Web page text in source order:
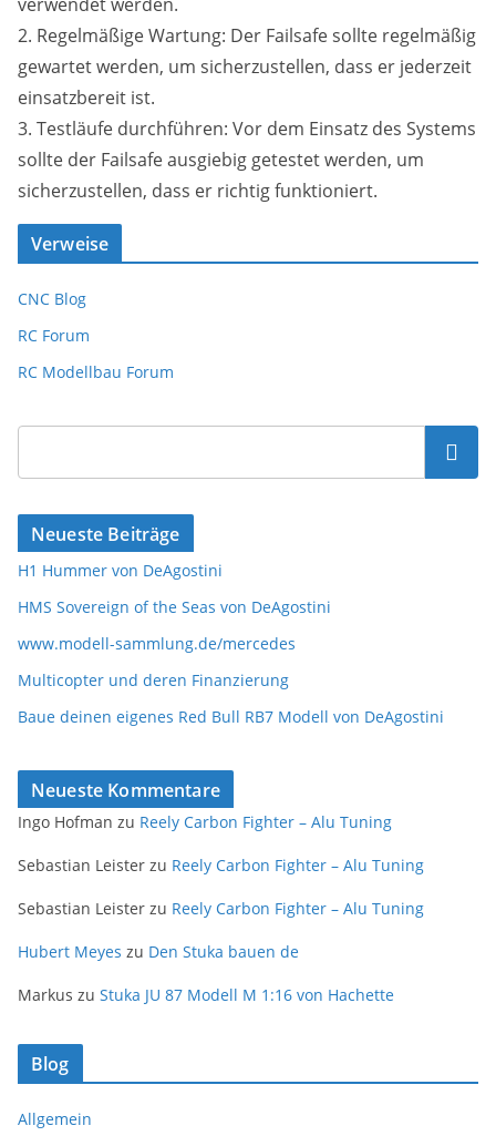
2. Regelmäßige Wartung: Der Failsafe sollte regelmäßig
gewartet werden, um sicherzustellen, dass er jederzeit
einsatzbereit ist.
3. Testläufe durchführen: Vor dem Einsatz des Systems
sollte der Failsafe ausgiebig getestet werden, um
sicherzustellen, dass er richtig funktioniert.
Verweise
CNC Blog
RC Forum
RC Modellbau Forum
Suchen
Neueste Beiträge
H1 Hummer von DeAgostini
HMS Sovereign of the Seas von DeAgostini
www.modell-sammlung.de/mercedes
Multicopter und deren Finanzierung
Baue deinen eigenes Red Bull RB7 Modell von DeAgostini
Neueste Kommentare
Ingo Hofman zu Reely Carbon Fighter – Alu Tuning
Sebastian Leister zu Reely Carbon Fighter – Alu Tuning
Sebastian Leister zu Reely Carbon Fighter – Alu Tuning
Hubert Meyes zu Den Stuka bauen de
Markus zu Stuka JU 87 Modell M 1:16 von Hachette
Blog
Allgemein